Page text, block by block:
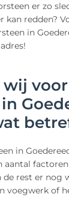
er zo
kan redden?
in
in
aantal
de rest er nog
voegwerk of